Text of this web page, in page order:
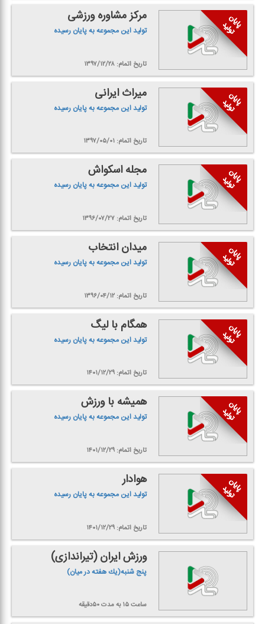
مركز مشاوره ورزشی
تولید این مجموعه به پایان رسیده
تاریخ اتمام: ۱۳۹۷/۱۲/۲۸
میراث ایرانی
تولید این مجموعه به پایان رسیده
تاریخ اتمام: ۱۳۹۷/۰۵/۰۱
مجله اسكواش
تولید این مجموعه به پایان رسیده
تاریخ اتمام: ۱۳۹۶/۰۷/۲۷
میدان انتخاب
تولید این مجموعه به پایان رسیده
تاریخ اتمام: ۱۳۹۶/۰۴/۱۲
همگام با لیگ
تولید این مجموعه به پایان رسیده
تاریخ اتمام: ۱۴۰۱/۱۲/۲۹
همیشه با ورزش
تولید این مجموعه به پایان رسیده
تاریخ اتمام: ۱۴۰۱/۱۲/۲۹
هوادار
تولید این مجموعه به پایان رسیده
تاریخ اتمام: ۱۴۰۱/۱۲/۲۹
ورزش ایران (تیراندازی)
پنج شنبه(یك هفته در میان)
ساعت ۱۵ به مدت ۵۰دقیقه